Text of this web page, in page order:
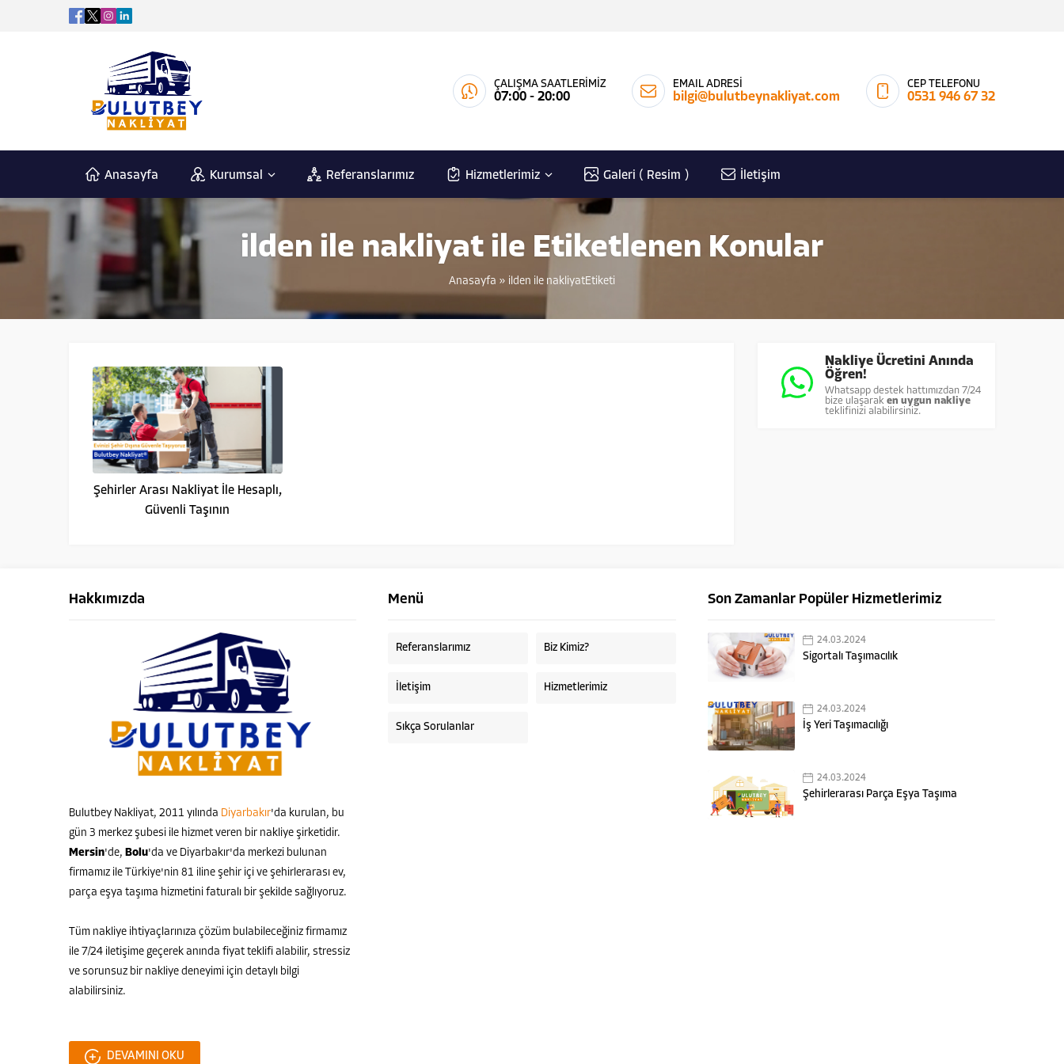
ÇALIŞMA SAATLERİMİZ
07:00 - 20:00
EMAIL ADRESİ
bilgi@bulutbeynakliyat.com
CEP TELEFONU
0531 946 67 32
Anasayfa Kurumsal Referanslarımız Hizmetlerimiz Galeri ( Resim ) İletişim
ilden ile nakliyat ile Etiketlenen Konular
Anasayfa » ilden ile nakliyatEtiketi
Şehirler Arası Nakliyat İle Hesaplı,
Güvenli Taşının
Nakliye Ücretini Anında
Öğren!
Whatsapp destek hattımızdan 7/24
bize ulaşarak en uygun nakliye
teklifinizi alabilirsiniz.
Hakkımızda
Bulutbey Nakliyat, 2011 yılında Diyarbakır'da kurulan, bu
gün 3 merkez şubesi ile hizmet veren bir nakliye şirketidir.
Mersin'de, Bolu'da ve Diyarbakır'da merkezi bulunan
firmamız ile Türkiye'nin 81 iline şehir içi ve şehirlerarası ev,
parça eşya taşıma hizmetini faturalı bir şekilde sağlıyoruz.
Tüm nakliye ihtiyaçlarınıza çözüm bulabileceğiniz firmamız
ile 7/24 iletişime geçerek anında fiyat teklifi alabilir, stressiz
ve sorunsuz bir nakliye deneyimi için detaylı bilgi
alabilirsiniz.
DEVAMINI OKU
Menü
Referanslarımız Biz Kimiz?
İletişim Hizmetlerimiz
Sıkça Sorulanlar
Son Zamanlar Popüler Hizmetlerimiz
24.03.2024
Sigortalı Taşımacılık
24.03.2024
İş Yeri Taşımacılığı
24.03.2024
Şehirlerarası Parça Eşya Taşıma
Bulutbey Nakliyat